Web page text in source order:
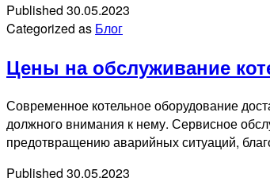
Published 30.05.2023
Categorized as Блог
Цены на обслуживание
Современное котельное оборудование
должного внимания к нему. Сервисное
предотвращению аварийных ситуаций,
Published 30.05.2023